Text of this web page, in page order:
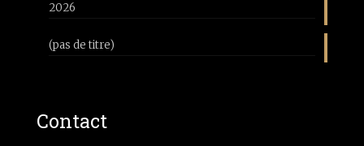
2026
(pas de titre)
Contact